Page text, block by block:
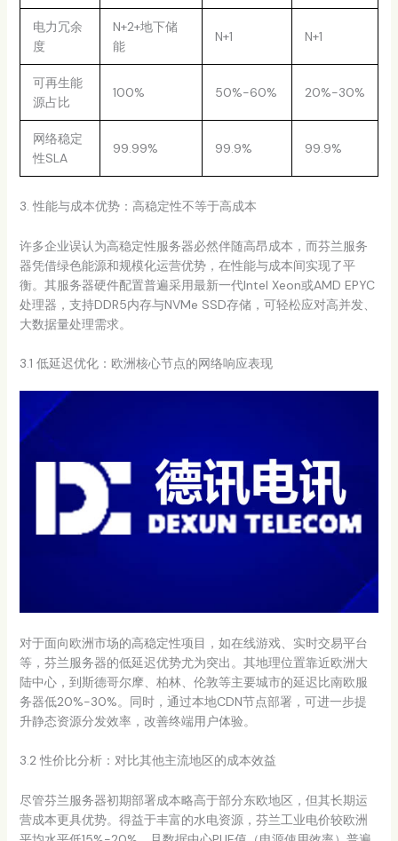
电力冗余
度
N+2+地下储
能
N+1 N+1
可再生能
源占比
100% 50%-60% 20%-30%
网络稳定
性SLA
99.99% 99.9% 99.9%
3. 性能与成本优势：高稳定性不等于高成本
许多企业误认为高稳定性服务器必然伴随高昂成本，而芬兰服务
器凭借绿色能源和规模化运营优势，在性能与成本间实现了平
衡。其服务器硬件配置普遍采用最新一代Intel Xeon或AMD EPYC
处理器，支持DDR5内存与NVMe SSD存储，可轻松应对高并发、
大数据量处理需求。
3.1 低延迟优化：欧洲核心节点的网络响应表现
对于面向欧洲市场的高稳定性项目，如在线游戏、实时交易平台
等，芬兰服务器的低延迟优势尤为突出。其地理位置靠近欧洲大
陆中心，到斯德哥尔摩、柏林、伦敦等主要城市的延迟比南欧服
务器低20%-30%。同时，通过本地CDN节点部署，可进一步提
升静态资源分发效率，改善终端用户体验。
3.2 性价比分析：对比其他主流地区的成本效益
尽管芬兰服务器初期部署成本略高于部分东欧地区，但其长期运
营成本更具优势。得益于丰富的水电资源，芬兰工业电价较欧洲